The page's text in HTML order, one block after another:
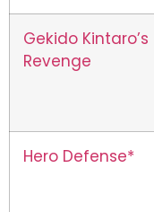
Gekido Kintaro’s
Revenge
Hero Defense*